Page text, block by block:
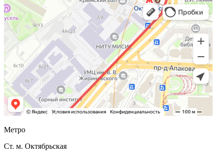
Метро
Ст. м. Октябрьская